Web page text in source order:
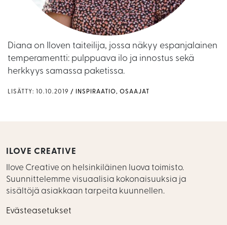
Diana on Iloven taiteilija, jossa näkyy espanjalainen
temperamentti: pulppuava ilo ja innostus sekä
herkkyys samassa paketissa.
LISÄTTY: 10.10.2019 INSPIRAATIO OSAAJAT
ILOVE CREATIVE
Ilove Creative on helsinkiläinen luova toimisto.
Suunnittelemme visuaalisia kokonaisuuksia ja
sisältöjä asiakkaan tarpeita kuunnellen.
Evästeasetukset